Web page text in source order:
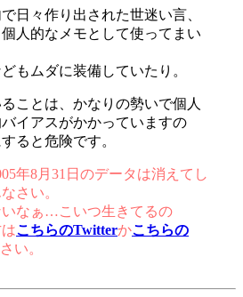
日々作り出された世迷い言、
人的なメモとして使ってまい
もムダに装備していたり。
ことは、かなりの勢いで個人
イアスがかかっていますの
ると危険です。
年8月31日のデータは消えてし
さい。
なぁ…こいつ生きてるの
こちらのTwitterかこちらの
い。